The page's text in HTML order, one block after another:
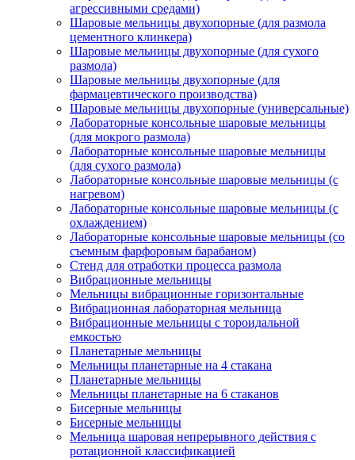
агрессивными средами)
Шаровые мельницы двухопорные (для размола
цементного клинкера)
Шаровые мельницы двухопорные (для сухого
размола)
Шаровые мельницы двухопорные (для
фармацевтического производства)
Шаровые мельницы двухопорные (универсальные)
Лабораторные консольные шаровые мельницы
(для мокрого размола)
Лабораторные консольные шаровые мельницы
(для сухого размола)
Лабораторные консольные шаровые мельницы (с
нагревом)
Лабораторные консольные шаровые мельницы (с
охлаждением)
Лабораторные консольные шаровые мельницы (со
съемным фарфоровым барабаном)
Стенд для отработки процесса размола
Вибрационные мельницы
Мельницы вибрационные горизонтальные
Вибрационная лабораторная мельница
Вибрационные мельницы с тороидальной
емкостью
Планетарные мельницы
Мельницы планетарные на 4 стакана
Планетарные мельницы
Мельницы планетарные на 6 стаканов
Бисерные мельницы
Бисерные мельницы
Мельница шаровая непрерывного действия с
ротационной классификацией